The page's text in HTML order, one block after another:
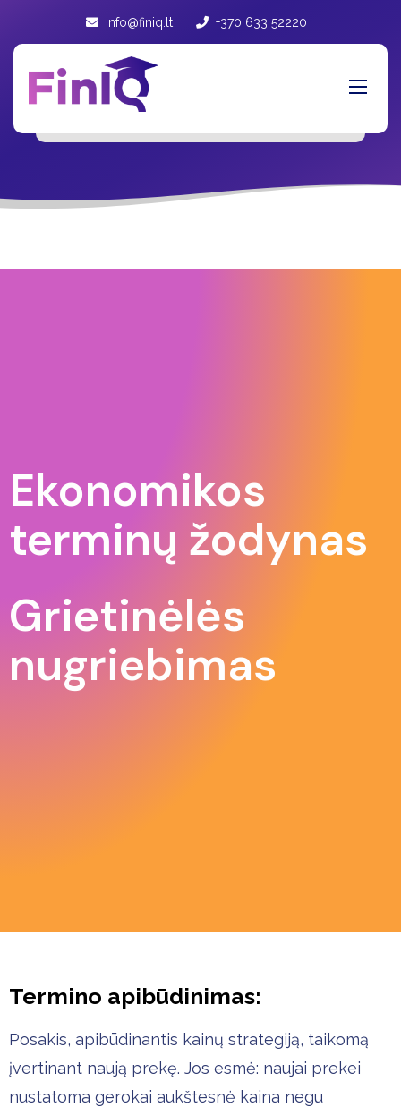
info@finiq.lt +370 633 52220
Ekonomikos
terminų žodynas
Grietinėlės
nugriebimas
Termino apibūdinimas:
Posakis, apibūdinantis kainų strategiją, taikomą
įvertinant naują prekę. Jos esmė: naujai prekei
nustatoma gerokai aukštesnė kaina negu